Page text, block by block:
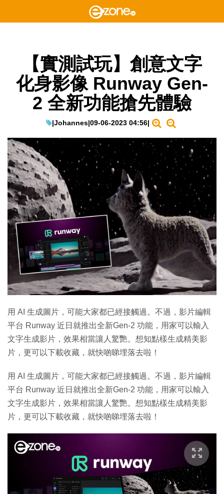
【實測試玩】創意文字
化身影像 Runway Gen-
2 全新功能搶先體驗
|Johannes|09-06-2023 04:56|
用 AI 生成圖片，可能大家都已經接觸過。不過，影片編輯
平台 Runway 近日就推出全新Gen-2 功能，用家可以輸入
文字生成影片，效果相當讓人驚艷。想知點樣生成精美影
片，更可以下載收藏，就快啲睇埋落去啦！
用 AI 生成圖片，可能大家都已經接觸過。不過，影片編輯
平台 Runway 近日就推出全新Gen-2 功能，用家可以輸入
文字生成影片，效果相當讓人驚艷。想知點樣生成精美影
片，更可以下載收藏，就快啲睇埋落去啦！